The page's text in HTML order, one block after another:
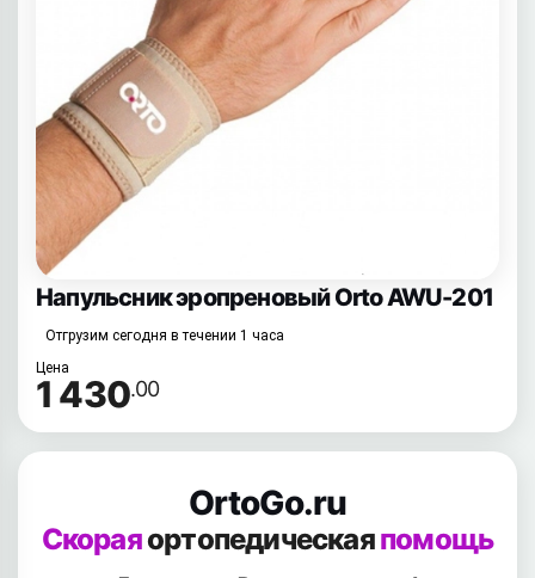
Напульсник эропреновый Orto AWU-201
Отгрузим сегодня в течении 1 часа
Цена
1 430.00
OrtoGo.ru
Скораяортопедическаяпомощь